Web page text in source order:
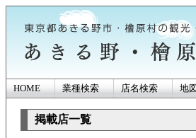
HOME 業種検索 店名検索 地
掲載店一覧